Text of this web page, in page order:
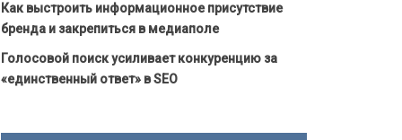
Как выстроить информационное присутствие
бренда и закрепиться в медиаполе
Голосовой поиск усиливает конкуренцию за
«единственный ответ» в SEO